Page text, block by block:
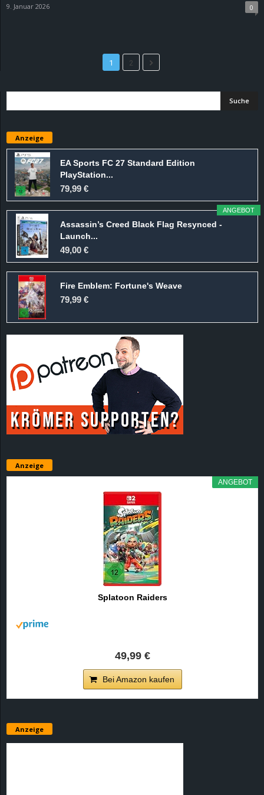
9. Januar 2026 0
1 2
Anzeige
EA Sports FC 27 Standard Edition
PlayStation...
79,99 €
ANGEBOT
Assassin’s Creed Black Flag Resynced -
Launch...
49,00 €
Fire Emblem: Fortune's Weave
79,99 €
Anzeige
ANGEBOT
Splatoon Raiders
49,99 €
Bei Amazon kaufen
Anzeige